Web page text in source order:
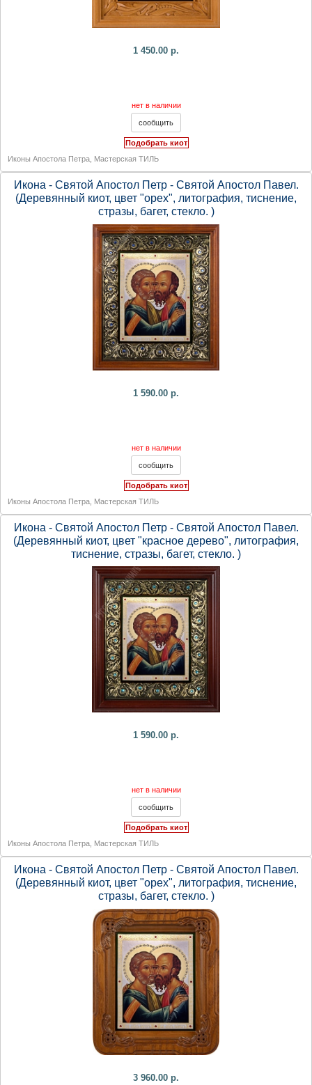
1 450.00 р.
нет в наличии
Подобрать киот
Иконы Апостола Петра Мастерская ТИЛЬ
Икона - Святой Апостол Петр - Святой Апостол Павел.
(Деревянный киот, цвет "орех", литография, тиснение,
стразы, багет, стекло. )
1 590.00 р.
нет в наличии
Подобрать киот
Иконы Апостола Петра Мастерская ТИЛЬ
Икона - Святой Апостол Петр - Святой Апостол Павел.
(Деревянный киот, цвет "красное дерево", литография,
тиснение, стразы, багет, стекло. )
1 590.00 р.
нет в наличии
Подобрать киот
Иконы Апостола Петра
Мастерская ТИЛЬ
Икона - Святой Апостол Петр - Святой Апостол Павел.
(Деревянный киот, цвет "орех", литография, тиснение,
стразы, багет, стекло. )
3 960.00 р.